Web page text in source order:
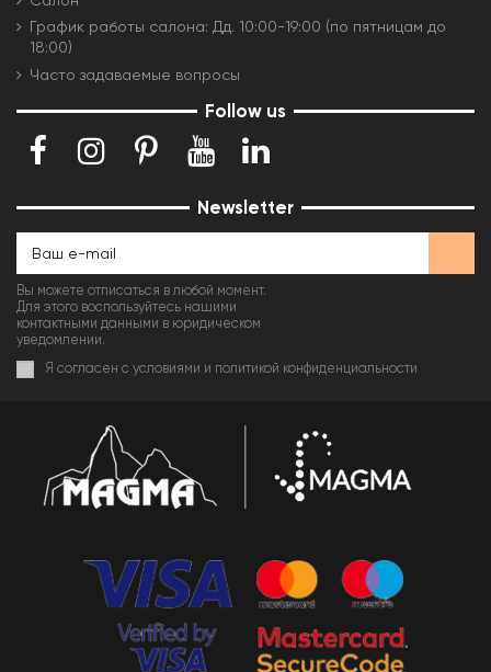
График работы салона: Дд. 10:00-19:00 (по пятницам до
18:00)
Часто задаваемые вопросы
Follow us
Newsletter
Вы можете отписаться в любой момент.
Для этого воспользуйтесь нашими
контактными данными в юридическом
уведомлении.
Я согласен с условиями и политикой конфиденциальности